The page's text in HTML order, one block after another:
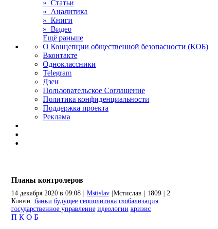
» Статьи
» Аналитика
» Книги
» Видео
Ещё раньше
О Концепции общественной безопасности (КОБ)
Вконтакте
Одноклассники
Telegram
Дзен
Пользовательское Соглашение
Политика конфиденциальности
Поддержка проекта
Реклама
Планы контролеров
14 декабря 2020 в 09:08 Mstislav Мстислав 1809
2
Ключи: банки будущее геополитика глобализация
государственное управление идеологии кризис
П К О Б